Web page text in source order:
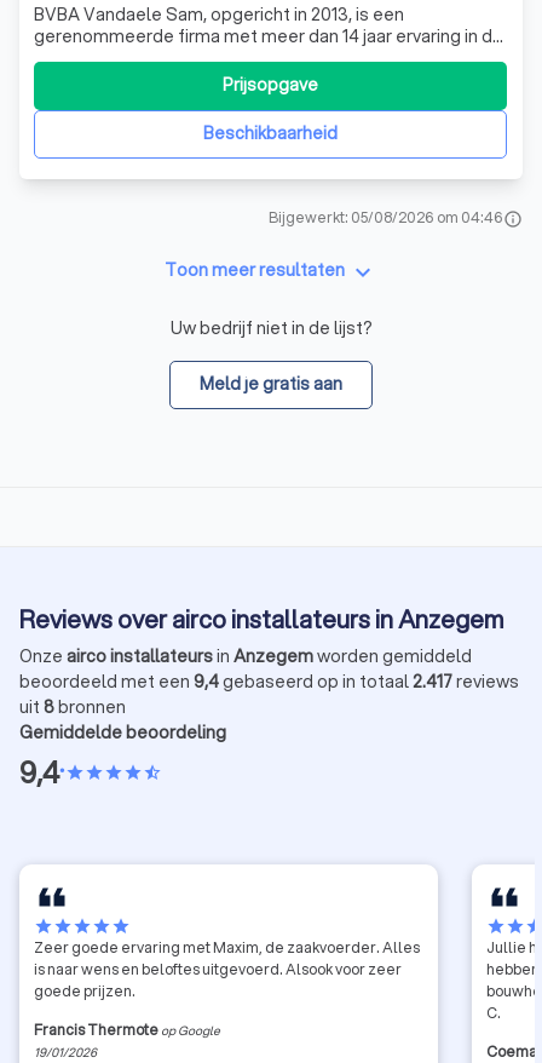
BVBA Vandaele Sam, opgericht in 2013, is een
gerenommeerde firma met meer dan 14 jaar ervaring in de
sector. Wij zijn gespecialiseerd in diverse technieken
zoals sanitair, energiezuinige verwarming,
airconditioning/warmtepompen, ventilatie en
zonneboilers. Onze expertise strekt zich uit van herstell
Beschikbaarheid
Prijsopgave
Bijgewerkt: 05/08/2026 om 04:46info
Toon meer resultaten keyboard_arrow_down
Uw bedrijf niet in de lijst?
Meld je gratis aan
Reviews over airco installateurs in Anzegem
Onze airco installateursin Anzegemworden gemiddeld
beoordeeld met een 9,4gebaseerd op in totaal2.417reviews
uit 8bronnen
Gemiddelde beoordeling
9,4•starstarstarstarstar_half
starstarstarstarstar
Zeer goede ervaring met Maxim, de zaakvoerder. Alles
is naar wens en beloftes uitgevoerd. Alsook voor zeer
goede prijzen.
Francis Thermote op Google
19/01/2026
starstar
Jullie
bouwheer.
C.